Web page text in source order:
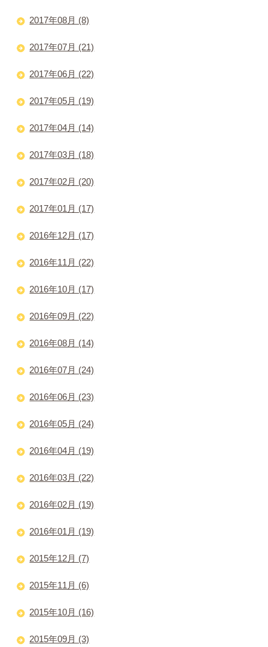
2017年08月 (8)
2017年07月 (21)
2017年06月 (22)
2017年05月 (19)
2017年04月 (14)
2017年03月 (18)
2017年02月 (20)
2017年01月 (17)
2016年12月 (17)
2016年11月 (22)
2016年10月 (17)
2016年09月 (22)
2016年08月 (14)
2016年07月 (24)
2016年06月 (23)
2016年05月 (24)
2016年04月 (19)
2016年03月 (22)
2016年02月 (19)
2016年01月 (19)
2015年12月 (7)
2015年11月 (6)
2015年10月 (16)
2015年09月 (3)